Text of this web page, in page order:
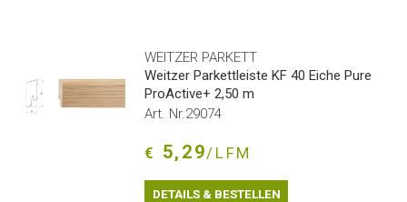
WEITZER PARKETT
Weitzer Parkettleiste KF 40 Eiche Pure
ProActive+ 2,50 m
Art. Nr.29074
€ 5,29/LFM
DETAILS & BESTELLEN